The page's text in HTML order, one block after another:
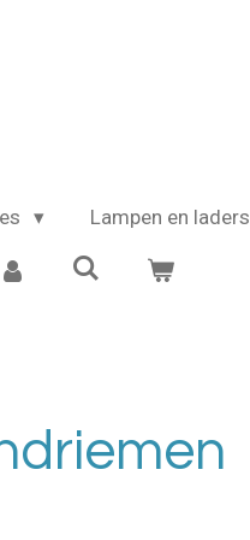
Lampen en laders